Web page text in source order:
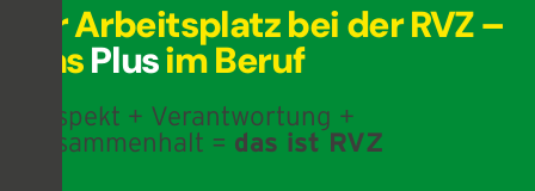
Ihr Arbeitsplatz bei der RVZ –
dasPlusim Beruf
Respekt + Verantwortung +
Zusammenhalt = das ist RVZ